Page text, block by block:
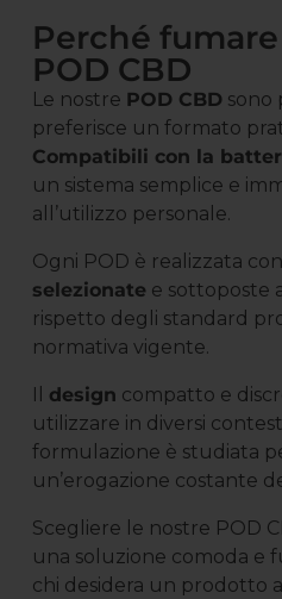
Perché
POD CBD
Le nostre POD CBDsono
preferisce un formato
Compatibili con la
un sistema semplice e
all’utilizzo personale.
Ogni POD è realizzata con
selezionate e sottoposte
rispetto degli standard
normativa vigente.
design compatto e
utilizzare in diversi
formulazione è studiata
un’erogazione costante
Scegliere le nostre POD
una soluzione comoda e
chi desidera un prodotto